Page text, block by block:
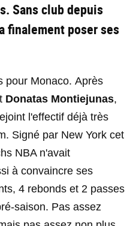
Sans club depuis
finalement poser ses
pour Monaco. Après
Donatas Montiejunas,
l'effectif déjà très
Signé par New York cet
NBA n'avait
à convaincre ses
4 rebonds et 2 passes
saison. Pas assez